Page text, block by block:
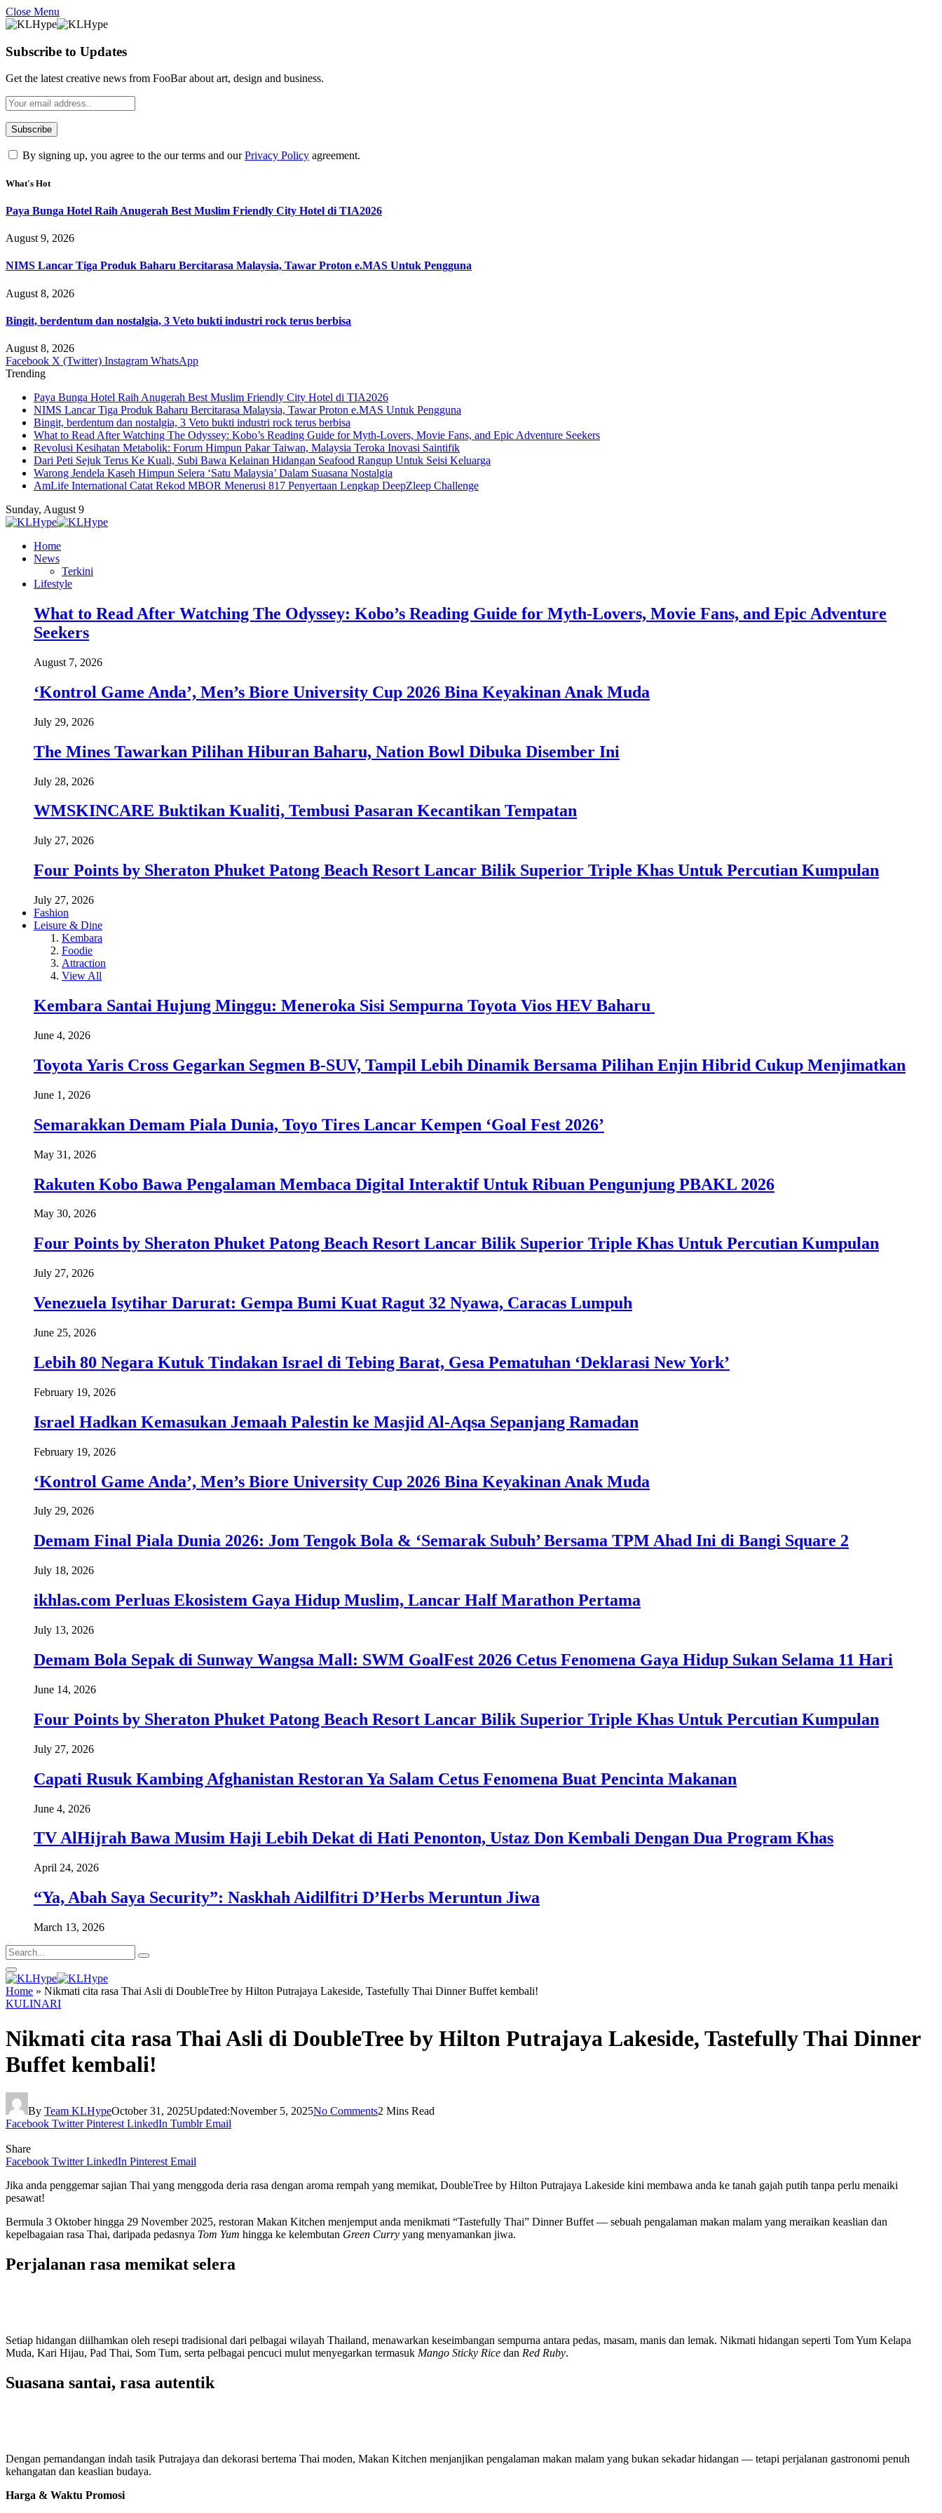
Close Menu
Subscribe to Updates
Get the latest creative news from FooBar about art, design and business.
By signing up, you agree to the our terms and ourPrivacy Policy agreement.
What's Hot
Paya Bunga Hotel Raih Anugerah Best Muslim Friendly City Hotel di TIA2026
August 9, 2026
NIMS Lancar Tiga Produk Baharu Bercitarasa Malaysia, Tawar Proton e.MAS Untuk Pengguna
August 8, 2026
Bingit, berdentum dan nostalgia, 3 Veto bukti industri rock terus berbisa
August 8, 2026
Facebook X (Twitter) Instagram WhatsApp
Trending
Paya Bunga Hotel Raih Anugerah Best Muslim Friendly City Hotel di TIA2026
NIMS Lancar Tiga Produk Baharu Bercitarasa Malaysia, Tawar Proton e.MAS Untuk Pengguna
Bingit, berdentum dan nostalgia, 3 Veto bukti industri rock terus berbisa
What to Read After Watching The Odyssey: Kobo’s Reading Guide for Myth-Lovers, Movie Fans, and Epic Adventure Seekers
Revolusi Kesihatan Metabolik: Forum Himpun Pakar Taiwan, Malaysia Teroka Inovasi Saintifik
Dari Peti Sejuk Terus Ke Kuali, Subi Bawa Kelainan Hidangan Seafood Rangup Untuk Seisi Keluarga
Warong Jendela Kaseh Himpun Selera ‘Satu Malaysia’ Dalam Suasana Nostalgia
AmLife International Catat Rekod MBOR Menerusi 817 Penyertaan Lengkap DeepZleep Challenge
Sunday, August 9
Home
News
Terkini
Lifestyle
What to Read After Watching The Odyssey: Kobo’s Reading Guide for Myth-Lovers, Movie Fans, and Epic Adventure
Seekers
August 7, 2026
‘Kontrol Game Anda’, Men’s Biore University Cup 2026 Bina Keyakinan Anak Muda
July 29, 2026
The Mines Tawarkan Pilihan Hiburan Baharu, Nation Bowl Dibuka Disember Ini
July 28, 2026
WMSKINCARE Buktikan Kualiti, Tembusi Pasaran Kecantikan Tempatan
July 27, 2026
Four Points by Sheraton Phuket Patong Beach Resort Lancar Bilik Superior Triple Khas Untuk Percutian Kumpulan
July 27, 2026
Fashion
Leisure & Dine
Kembara
Foodie
Attraction
View All
Kembara Santai Hujung Minggu: Meneroka Sisi Sempurna Toyota Vios HEV Baharu
June 4, 2026
Toyota Yaris Cross Gegarkan Segmen B-SUV, Tampil Lebih Dinamik Bersama Pilihan Enjin Hibrid Cukup Menjimatkan
June 1, 2026
Semarakkan Demam Piala Dunia, Toyo Tires Lancar Kempen ‘Goal Fest 2026’
May 31, 2026
Rakuten Kobo Bawa Pengalaman Membaca Digital Interaktif Untuk Ribuan Pengunjung PBAKL 2026
May 30, 2026
Four Points by Sheraton Phuket Patong Beach Resort Lancar Bilik Superior Triple Khas Untuk Percutian Kumpulan
July 27, 2026
Venezuela Isytihar Darurat: Gempa Bumi Kuat Ragut 32 Nyawa, Caracas Lumpuh
June 25, 2026
Lebih 80 Negara Kutuk Tindakan Israel di Tebing Barat, Gesa Pematuhan ‘Deklarasi New York’
February 19, 2026
Israel Hadkan Kemasukan Jemaah Palestin ke Masjid Al-Aqsa Sepanjang Ramadan
February 19, 2026
‘Kontrol Game Anda’, Men’s Biore University Cup 2026 Bina Keyakinan Anak Muda
July 29, 2026
Demam Final Piala Dunia 2026: Jom Tengok Bola & ‘Semarak Subuh’ Bersama TPM Ahad Ini di Bangi Square 2
July 18, 2026
ikhlas.com Perluas Ekosistem Gaya Hidup Muslim, Lancar Half Marathon Pertama
July 13, 2026
Demam Bola Sepak di Sunway Wangsa Mall: SWM GoalFest 2026 Cetus Fenomena Gaya Hidup Sukan Selama 11 Hari
June 14, 2026
Four Points by Sheraton Phuket Patong Beach Resort Lancar Bilik Superior Triple Khas Untuk Percutian Kumpulan
July 27, 2026
Capati Rusuk Kambing Afghanistan Restoran Ya Salam Cetus Fenomena Buat Pencinta Makanan
June 4, 2026
TV AlHijrah Bawa Musim Haji Lebih Dekat di Hati Penonton, Ustaz Don Kembali Dengan Dua Program Khas
April 24, 2026
“Ya, Abah Saya Security”: Naskhah Aidilfitri D’Herbs Meruntun Jiwa
March 13, 2026
Home » Nikmati cita rasa Thai Asli di DoubleTree by Hilton Putrajaya Lakeside, Tastefully Thai Dinner Buffet kembali!
KULINARI
Nikmati cita rasa Thai Asli di DoubleTree by Hilton Putrajaya Lakeside, Tastefully Thai Dinner
Buffet kembali!
By Team KLHypeOctober 31, 2025Updated:November 5, 2025No Comments2 Mins Read
Facebook Twitter Pinterest LinkedIn Tumblr Email
Share
Facebook Twitter LinkedIn Pinterest Email
Jika anda penggemar sajian Thai yang menggoda deria rasa dengan aroma rempah yang memikat, DoubleTree by Hilton Putrajaya Lakeside kini membawa anda ke tanah gajah putih tanpa perlu menaiki
pesawat!
Bermula 3 Oktober hingga 29 November 2025, restoran Makan Kitchen menjemput anda menikmati “Tastefully Thai” Dinner Buffet — sebuah pengalaman makan malam yang meraikan keaslian dan
kepelbagaian rasa Thai, daripada pedasnya Tom Yum hingga ke kelembutan Green Curry yang menyamankan jiwa.
Perjalanan rasa memikat selera
Setiap hidangan diilhamkan oleh resepi tradisional dari pelbagai wilayah Thailand, menawarkan keseimbangan sempurna antara pedas, masam, manis dan lemak. Nikmati hidangan seperti Tom Yum Kelapa
Muda, Kari Hijau, Pad Thai, Som Tum, serta pelbagai pencuci mulut menyegarkan termasuk Mango Sticky Rice dan Red Ruby.
Suasana santai, rasa autentik
Dengan pemandangan indah tasik Putrajaya dan dekorasi bertema Thai moden, Makan Kitchen menjanjikan pengalaman makan malam yang bukan sekadar hidangan — tetapi perjalanan gastronomi penuh
kehangatan dan keaslian budaya.
Harga & Waktu Promosi